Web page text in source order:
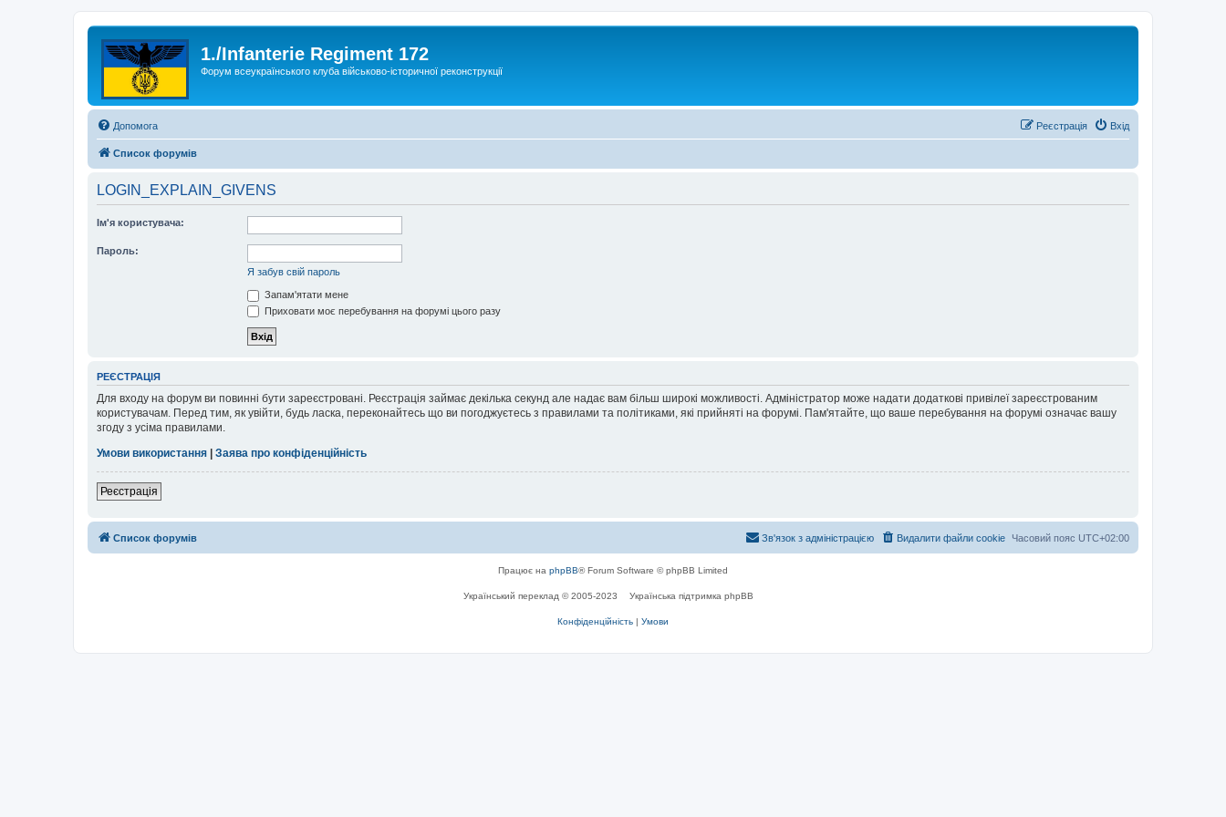
1./Infanterie Regiment 172
Форум всеукраїнського клуба військово-історичної реконструкції
Допомога Вхід
Реєстрація
Список форумів
LOGIN_EXPLAIN_GIVENS
Ім'я користувача:
Пароль:
Я забув свій пароль
Запам'ятати мене
Приховати моє перебування на форумі цього разу
РЕЄСТРАЦІЯ
Для входу на форум ви повинні бути зареєстровані. Реєстрація займає декілька секунд але надає вам більш широкі можливості. Адміністратор може надати додаткові привілеї зареєстрованим
користувачам. Перед тим, як увійти, будь ласка, переконайтесь що ви погоджуєтесь з правилами та політиками, які прийняті на форумі. Пам'ятайте, що ваше перебування на форумі означає вашу
згоду з усіма правилами.
Умови використання | Заява про конфіденційність
Реєстрація
Список форумів Часовий пояс UTC+02:00
Видалити файли cookie
Зв'язок з адміністрацією
Працює на phpBB® Forum Software © phpBB Limited
Український переклад © 2005-2023 Українська підтримка phpBB
Конфіденційність | Умови